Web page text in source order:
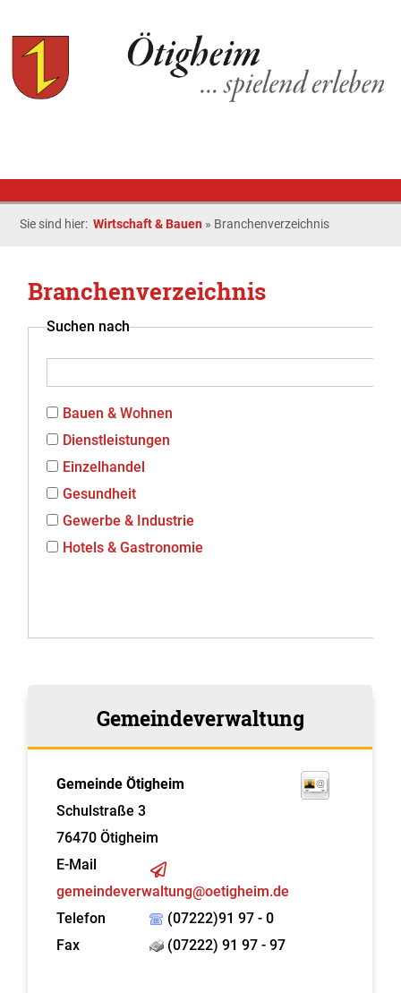
Sie sind hier:Wirtschaft & Bauen » Branchenverzeichnis
Branchenverzeichnis
Suchen nach
Bauen & Wohnen
Dienstleistungen
Einzelhandel
Gesundheit
Gewerbe & Industrie
Hotels & Gastronomie
Gemeindeverwaltung
Gemeinde Ötigheim
Schulstraße 3
76470 Ötigheim
E-Mail
gemeindeverwaltung@oetigheim.de
Telefon
(07222)91 97 - 0
Fax
(07222) 91 97 - 97